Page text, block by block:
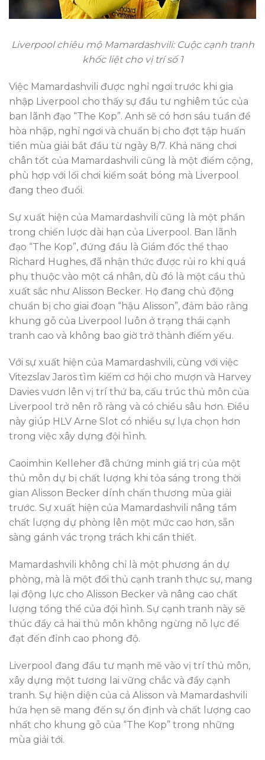
Liverpool chiêu mộ Mamardashvili: Cuộc cạnh tranh
khốc liệt cho vị trí số 1
Việc Mamardashvili được nghỉ ngơi trước khi gia
nhập Liverpool cho thấy sự đầu tư nghiêm túc của
ban lãnh đạo “The Kop”. Anh sẽ có hơn sáu tuần để
hòa nhập, nghỉ ngơi và chuẩn bị cho đợt tập huấn
tiền mùa giải bắt đầu từ ngày 8/7. Khả năng chơi
chân tốt của Mamardashvili cũng là một điểm cộng,
phù hợp với lối chơi kiểm soát bóng mà Liverpool
đang theo đuổi.
Sự xuất hiện của Mamardashvili cũng là một phần
trong chiến lược dài hạn của Liverpool. Ban lãnh
đạo “The Kop”, đứng đầu là Giám đốc thể thao
Richard Hughes, đã nhận thức được rủi ro khi quá
phụ thuộc vào một cá nhân, dù đó là một cầu thủ
xuất sắc như Alisson Becker. Họ đang chủ động
chuẩn bị cho giai đoạn “hậu Alisson”, đảm bảo rằng
khung gỗ của Liverpool luôn ở trạng thái cạnh
tranh cao và không bao giờ trở thành điểm yếu.
Với sự xuất hiện của Mamardashvili, cùng với việc
Vitezslav Jaros tìm kiếm cơ hội cho mượn và Harvey
Davies vươn lên vị trí thứ ba, cấu trúc thủ môn của
Liverpool trở nên rõ ràng và có chiều sâu hơn. Điều
này giúp HLV Arne Slot có nhiều sự lựa chọn hơn
trong việc xây dựng đội hình.
Caoimhin Kelleher đã chứng minh giá trị của một
thủ môn dự bị chất lượng khi tỏa sáng trong thời
gian Alisson Becker dính chấn thương mùa giải
trước. Sự xuất hiện của Mamardashvili nâng tầm
chất lượng dự phòng lên một mức cao hơn, sẵn
sàng gánh vác trọng trách khi cần thiết.
Mamardashvili không chỉ là một phương án dự
phòng, mà là một đối thủ cạnh tranh thực sự, mang
lại động lực cho Alisson Becker và nâng cao chất
lượng tổng thể của đội hình. Sự cạnh tranh này sẽ
thúc đẩy cả hai thủ môn không ngừng nỗ lực để
đạt đến đỉnh cao phong độ.
Liverpool đang đầu tư mạnh mẽ vào vị trí thủ môn,
xây dựng một tương lai vững chắc và đầy cạnh
tranh. Sự hiện diện của cả Alisson và Mamardashvili
hứa hẹn sẽ mang đến sự ổn định và chất lượng cao
nhất cho khung gỗ của “The Kop” trong những
mùa giải tới.